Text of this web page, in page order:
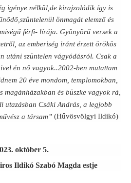
igénye nélkül,de kirajzolódik így is
önmagát elemző és
férfi- lírája. Gyönyörű versek a
az emberiség iránt érzett örökös
utáni szüntelen vágyódásról. Csak a
én nő vagyok..2002-ben mutattam
20 éve mondom, templomokban,
magánházakban és büszke vagyok rá,
utazásban Csáki András, a legjobb
a társam” (Hűvösvölgyi Ildikó)
október 5.
Ildikó Szabó Magda estje